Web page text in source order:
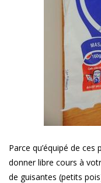
Parce qu’équipé de
donner libre cours à
de guisantes (petits